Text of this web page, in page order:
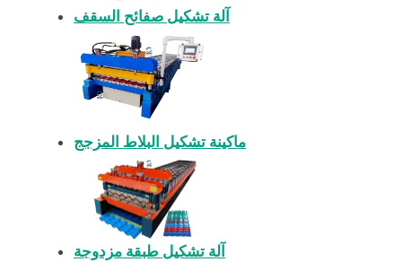
آلة تشكيل صفائح السقف
ماكينة تشكيل البلاط المزجج
آلة تشكيل طبقة مزدوجة